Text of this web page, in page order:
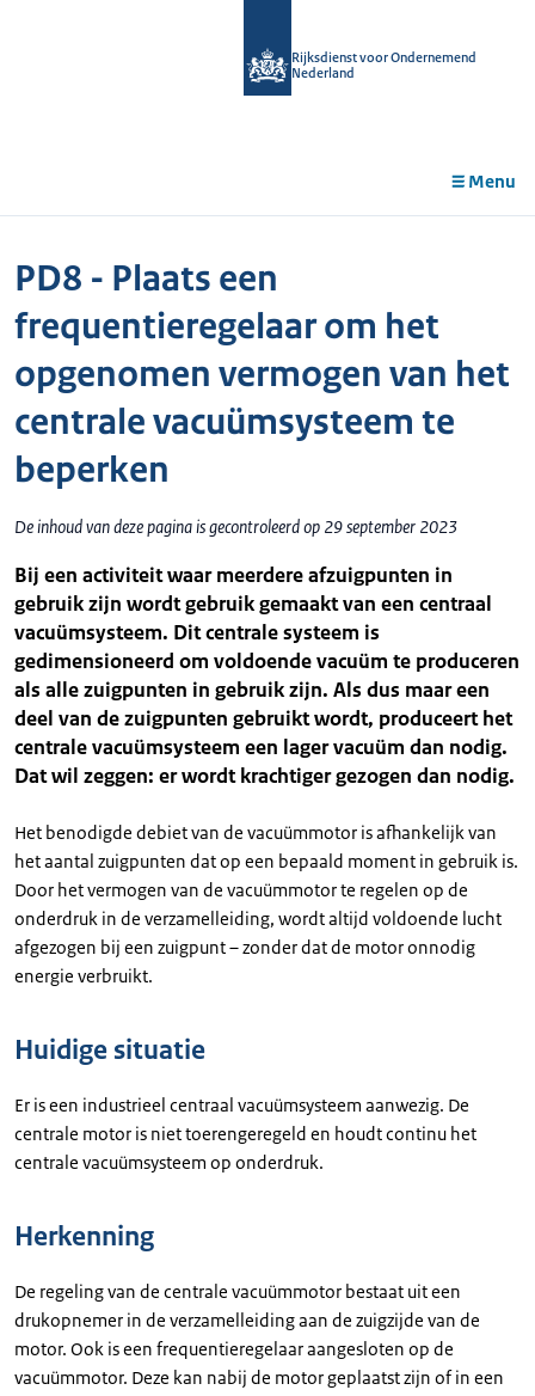
Rijksdienst voor Ondernemend
Nederland
Menu
PD8 - Plaats een
frequentieregelaar om het
opgenomen vermogen van het
centrale vacuümsysteem te
beperken
De inhoud van deze pagina is gecontroleerd op 29 september 2023
Bij een activiteit waar meerdere afzuigpunten in
gebruik zijn wordt gebruik gemaakt van een centraal
vacuümsysteem. Dit centrale systeem is
gedimensioneerd om voldoende vacuüm te produceren
als alle zuigpunten in gebruik zijn. Als dus maar een
deel van de zuigpunten gebruikt wordt, produceert het
centrale vacuümsysteem een lager vacuüm dan nodig.
Dat wil zeggen: er wordt krachtiger gezogen dan nodig.
Het benodigde debiet van de vacuümmotor is afhankelijk van
het aantal zuigpunten dat op een bepaald moment in gebruik is.
Door het vermogen van de vacuümmotor te regelen op de
onderdruk in de verzamelleiding, wordt altijd voldoende lucht
afgezogen bij een zuigpunt – zonder dat de motor onnodig
energie verbruikt.
Huidige situatie
Er is een industrieel centraal vacuümsysteem aanwezig. De
centrale motor is niet toerengeregeld en houdt continu het
centrale vacuümsysteem op onderdruk.
Herkenning
De regeling van de centrale vacuümmotor bestaat uit een
drukopnemer in de verzamelleiding aan de zuigzijde van de
motor. Ook is een frequentieregelaar aangesloten op de
vacuümmotor. Deze kan nabij de motor geplaatst zijn of in een